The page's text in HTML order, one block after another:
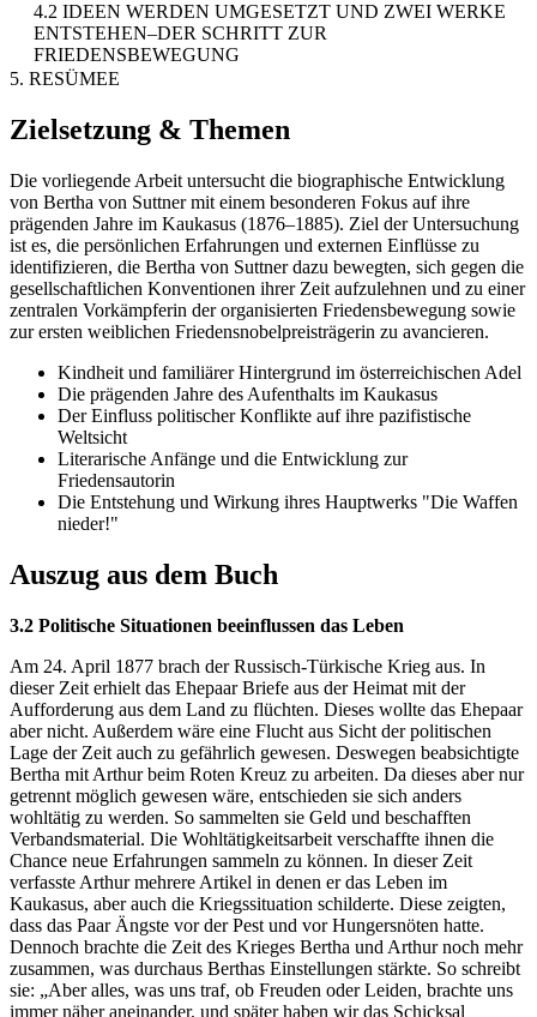
4.2 IDEEN WERDEN UMGESETZT UND ZWEI WERKE
ENTSTEHEN–DER SCHRITT ZUR
FRIEDENSBEWEGUNG
5. RESÜMEE
Zielsetzung & Themen
Die vorliegende Arbeit untersucht die biographische Entwicklung
von Bertha von Suttner mit einem besonderen Fokus auf ihre
prägenden Jahre im Kaukasus (1876–1885). Ziel der Untersuchung
ist es, die persönlichen Erfahrungen und externen Einflüsse zu
identifizieren, die Bertha von Suttner dazu bewegten, sich gegen die
gesellschaftlichen Konventionen ihrer Zeit aufzulehnen und zu einer
zentralen Vorkämpferin der organisierten Friedensbewegung sowie
zur ersten weiblichen Friedensnobelpreisträgerin zu avancieren.
Kindheit und familiärer Hintergrund im österreichischen Adel
Die prägenden Jahre des Aufenthalts im Kaukasus
Der Einfluss politischer Konflikte auf ihre pazifistische
Weltsicht
Literarische Anfänge und die Entwicklung zur
Friedensautorin
Die Entstehung und Wirkung ihres Hauptwerks "Die Waffen
nieder!"
Auszug aus dem Buch
3.2 Politische Situationen beeinflussen das Leben
Am 24. April 1877 brach der Russisch-Türkische Krieg aus. In
dieser Zeit erhielt das Ehepaar Briefe aus der Heimat mit der
Aufforderung aus dem Land zu flüchten. Dieses wollte das Ehepaar
aber nicht. Außerdem wäre eine Flucht aus Sicht der politischen
Lage der Zeit auch zu gefährlich gewesen. Deswegen beabsichtigte
Bertha mit Arthur beim Roten Kreuz zu arbeiten. Da dieses aber nur
getrennt möglich gewesen wäre, entschieden sie sich anders
wohltätig zu werden. So sammelten sie Geld und beschafften
Verbandsmaterial. Die Wohltätigkeitsarbeit verschaffte ihnen die
Chance neue Erfahrungen sammeln zu können. In dieser Zeit
verfasste Arthur mehrere Artikel in denen er das Leben im
Kaukasus, aber auch die Kriegssituation schilderte. Diese zeigten,
dass das Paar Ängste vor der Pest und vor Hungersnöten hatte.
Dennoch brachte die Zeit des Krieges Bertha und Arthur noch mehr
zusammen, was durchaus Berthas Einstellungen stärkte. So schreibt
sie: „Aber alles, was uns traf, ob Freuden oder Leiden, brachte uns
immer näher aneinander, und später haben wir das Schicksal